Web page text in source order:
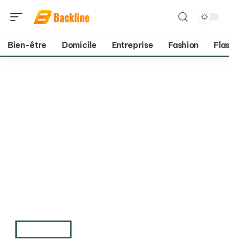
Bien-être Domicile Entreprise Fashion